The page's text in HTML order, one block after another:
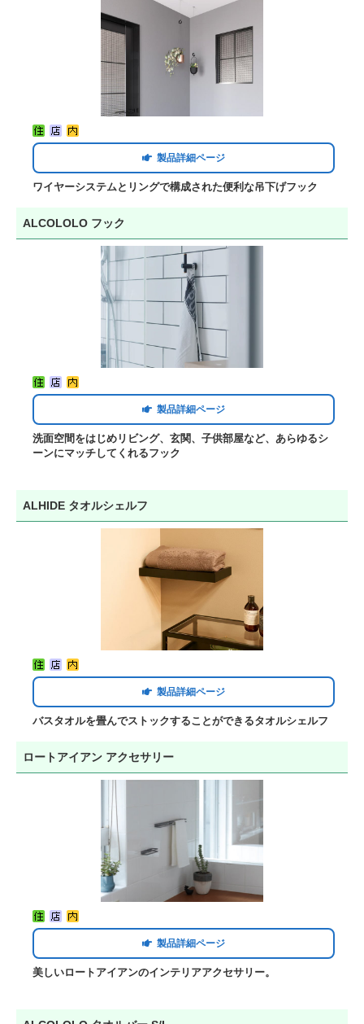
製品詳細ページ
ワイヤーシステムとリングで構成された便利な吊下げフック
ALCOLOLO フック
製品詳細ページ
洗面空間をはじめリビング、玄関、子供部屋など、あらゆるシ
ーンにマッチしてくれるフック
ALHIDE タオルシェルフ
製品詳細ページ
バスタオルを畳んでストックすることができるタオルシェルフ
ロートアイアン アクセサリー
製品詳細ページ
美しいロートアイアンのインテリアアクセサリー。